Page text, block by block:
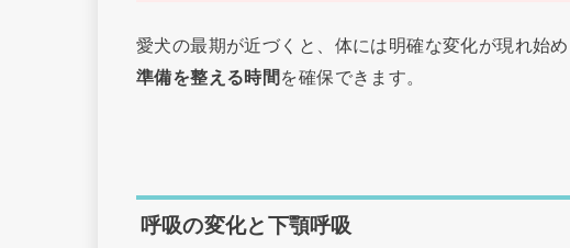
愛犬の最期が近づくと、体には明確な変化が現れ始
準備を整える時間 を確保できます。
呼吸の変化と下顎呼吸